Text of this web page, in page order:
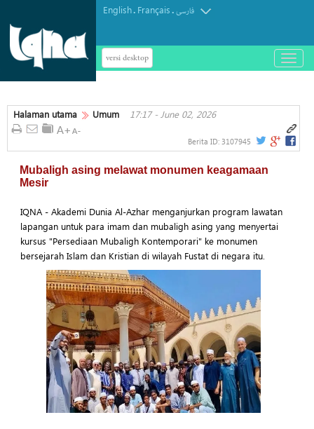
English. Français.فارسی
versi desktop
باز
و
کردن
Halaman utama Umum 17:17 - June 02, 2026
Berita ID: 3107945
Mubaligh asing melawat monumen keagamaan
Mesir
IQNA - Akademi Dunia Al-Azhar menganjurkan program lawatan
lapangan untuk para imam dan mubaligh asing yang menyertai
kursus "Persediaan Mubaligh Kontemporari" ke monumen
bersejarah Islam dan Kristian di wilayah Fustat di negara itu.